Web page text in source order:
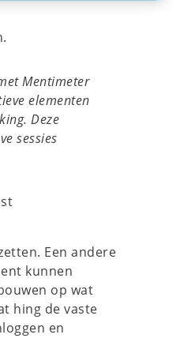
Mentimeter
elementen
Deze
sessies
Een andere
kunnen
op wat
hing de vaste
en